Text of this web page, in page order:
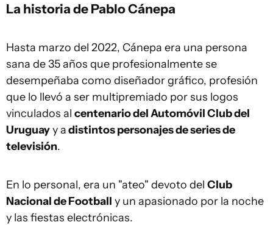
La historia de Pablo Cánepa
Hasta marzo del 2022, Cánepa era una persona
sana de 35 años que profesionalmente se
desempeñaba como diseñador gráfico, profesión
que lo llevó a ser multipremiado por sus logos
vinculados al centenario del Automóvil Club del
Uruguayy adistintos personajes de series de
televisión.
En lo personal, era un "ateo" devoto del Club
Nacional de Football y un apasionado por la noche
y las fiestas electrónicas.